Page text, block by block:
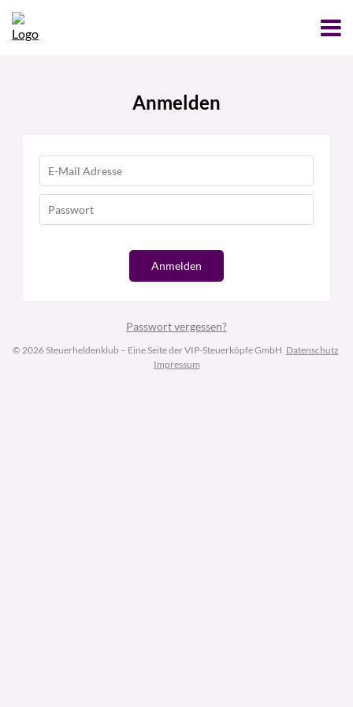
Anmelden
Anmelden
Passwort vergessen?
© 2026 Steuerheldenklub – Eine Seite der VIP-Steuerköpfe GmbH Datenschutz
Impressum